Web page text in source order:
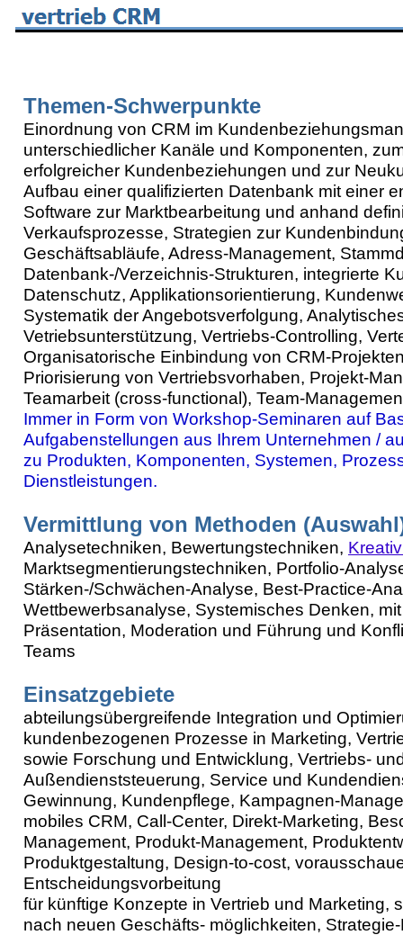
Themen-Schwerpunkte
Einordnung von CRM im
unterschiedlicher Kanäle und Komponenten,
erfolgreicher Kundenbeziehungen und zur
Aufbau einer qualifizierten Datenbank mit einer
Software zur Marktbearbeitung und anhand
Verkaufsprozesse, Strategien zur
Geschäftsabläufe, Adress-Management,
Datenbank-/Verzeichnis-Strukturen, integrierte
Datenschutz, Applikationsorientierung,
Systematik der Angebotsverfolgung,
Vetriebsunterstützung, Vertriebs-Controlling,
Organisatorische Einbindung von CRM-
Priorisierung von Vertriebsvorhaben, Projekt-
Teamarbeit (cross-functional), Team-
Immer in Form von Workshop-Seminaren auf
Aufgabenstellungen aus Ihrem Unternehmen /
zu Produkten, Komponenten, Systemen,
Dienstleistungen.
Vermittlung von Methoden
Analysetechniken, Bewertungstechniken,
Marktsegmentierungstechniken, Portfolio-
Stärken-/Schwächen-Analyse, Best-Practice-
Wettbewerbsanalyse, Systemisches Denken,
Präsentation, Moderation und Führung und
Teams
Einsatzgebiete
abteilungsübergreifende Integration und
kundenbezogenen Prozesse in Marketing,
sowie Forschung und Entwicklung, Vertriebs-
Außendienststeuerung, Service und
Gewinnung, Kundenpflege, Kampagnen-
mobiles CRM, Call-Center, Direkt-Marketing,
Management, Produkt-Management,
Produktgestaltung, Design-to-cost,
Entscheidungsvorbeitung
für künftige Konzepte in Vertrieb und Marketing,
nach neuen Geschäfts- möglichkeiten,